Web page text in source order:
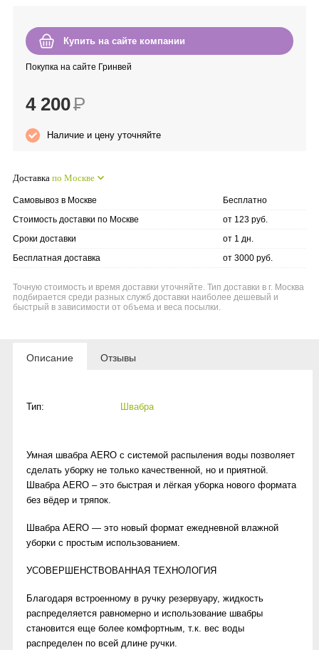
Intilia
Enjoy Care
Купить на сайте компании
Покупка на сайте Гринвей
4 200Р
Наличие и цену уточняйте
Доставка по Москве
Самовывоз в Москве
Бесплатно
Стоимость доставки по Москве
от 123 руб.
Сроки доставки
от 1 дн.
Бесплатная доставка
от 3000 руб.
Точную стоимость и время доставки уточняйте. Тип доставки в г. Москва
подбирается среди разных служб доставки наиболее дешевый и
быстрый в зависимости от объема и веса посылки.
Описание Отзывы
Тип: Швабра
Умная швабра AERO с системой распыления воды позволяет
сделать уборку не только качественной, но и приятной.
Швабра AERO – это быстрая и лёгкая уборка нового формата
без вёдер и тряпок.
Швабра AERO — это новый формат ежедневной влажной
уборки с простым использованием.
УСОВЕРШЕНСТВОВАННАЯ ТЕХНОЛОГИЯ
Благодаря встроенному в ручку резервуару, жидкость
распределяется равномерно и использование швабры
становится еще более комфортным, т.к. вес воды
распределен по всей длине ручки.